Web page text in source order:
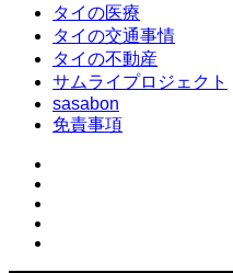
タイの医療
タイの交通事情
タイの不動産
サムライプロジェクト
sasabon
免責事項